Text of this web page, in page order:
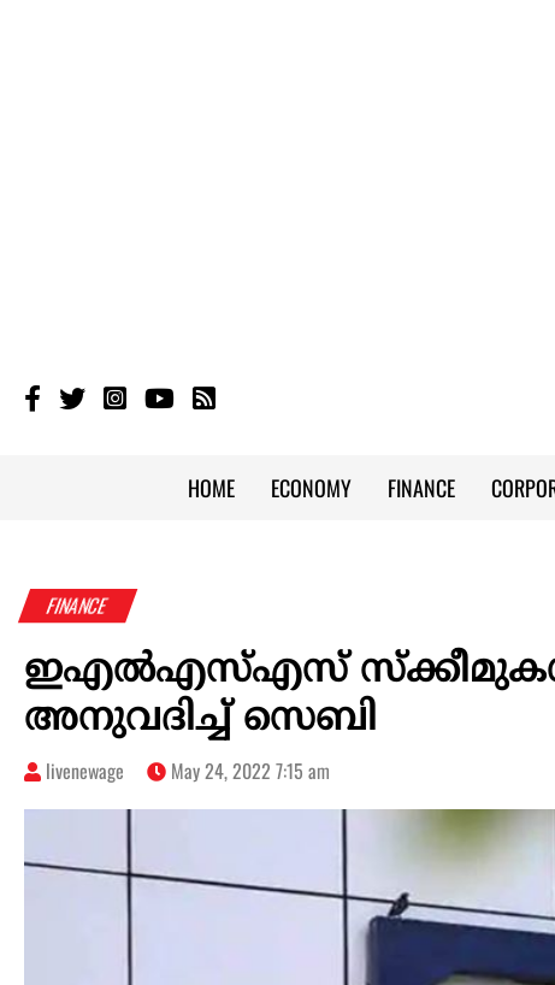
HOME ECONOMY FINANCE
FINANCE
ഇഎല്‍എസ്എസ് സ്‌ക്കീമുകള്‍
അനുവദിച്ച് സെബി
livenewage May 24, 2022 7:15 am